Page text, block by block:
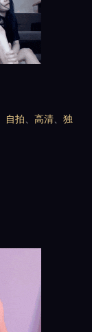
自拍、高清、独